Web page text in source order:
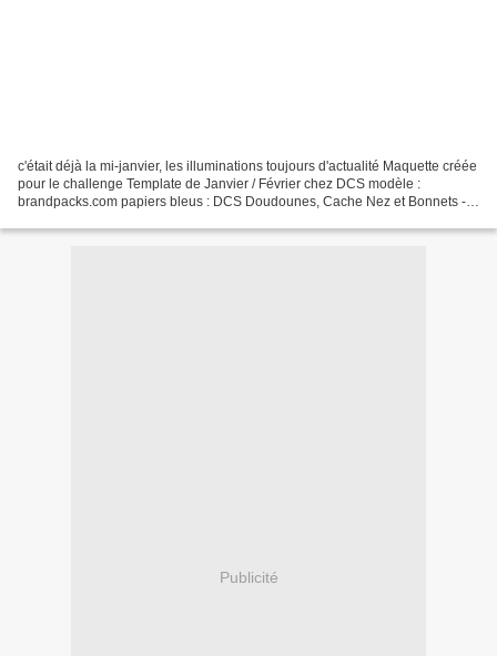
c'était déjà la mi-janvier, les illuminations toujours d'actualité Maquette créée
pour le challenge Template de Janvier / Février chez DCS modèle :
brandpacks.com papiers bleus : DCS Doudounes, Cache Nez et Bonnets -
Publicité